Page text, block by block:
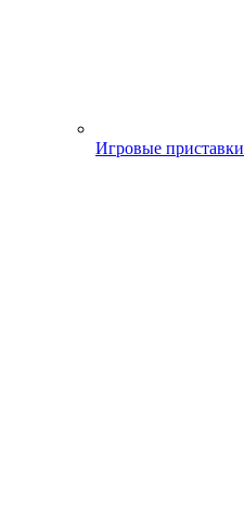
Игровые приставки